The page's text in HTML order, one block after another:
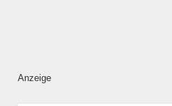
Anzeige